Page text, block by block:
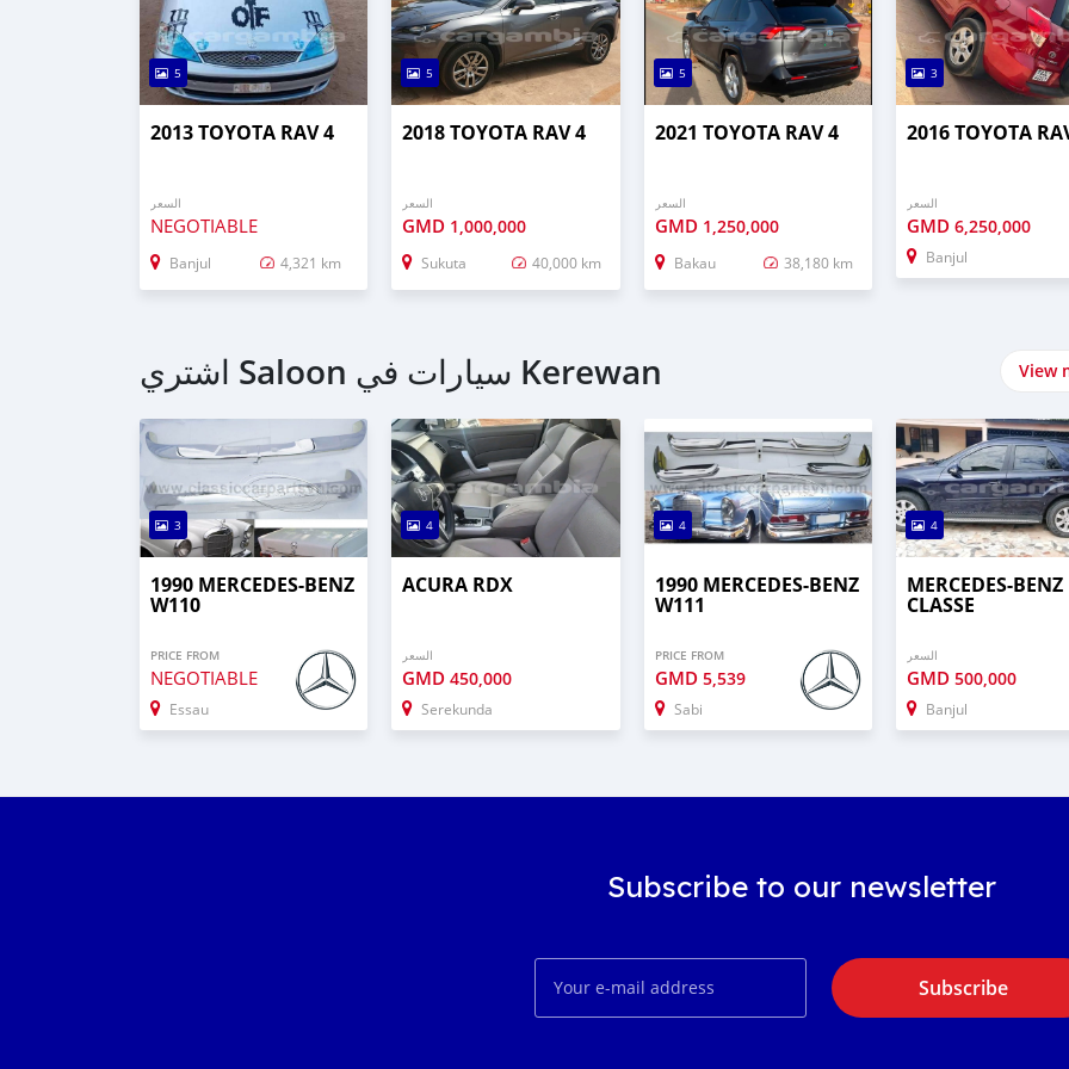
5
2013 TOYOTA RAV 4
السعر
NEGOTIABLE
Banjul 4,321 km
5
2018 TOYOTA RAV 4
السعر
GMD 1,000,000
Sukuta 40,000 km
5
2021 TOYOTA RAV 4
السعر
GMD 1,250,000
Bakau 38,180 km
3
2016 TOYOTA
السعر
GMD 6,250,000
Banjul
اشتري Saloon سيارات في Kerewan View
3
1990 MERCEDES-BENZ
W110
PRICE FROM
NEGOTIABLE
Essau
4
ACURA RDX
السعر
GMD450,000
Serekunda
4
1990 MERCEDES-BENZ
W111
PRICE FROM
GMD 5,539
Sabi
4
MERCEDES-BENZ
CLASSE
السعر
GMD 500,000
Banjul
Subscribe to our newsletter
Subscribe